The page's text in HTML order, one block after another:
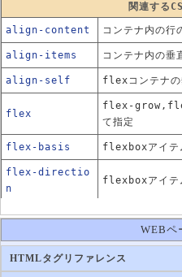
関連する
align-content コンテナ内の行
align-items コンテナ内の垂
align-self flexコンテナの
flex
flex-
て指定
flex-basis flexboxアイテ
flex-directio
n
flexboxアイテ
flex-flow flex-direction
flex-shrink flexboxアイテ
flex-wrap flexboxアイテ
WEBペ
HTMLタグリファレンス